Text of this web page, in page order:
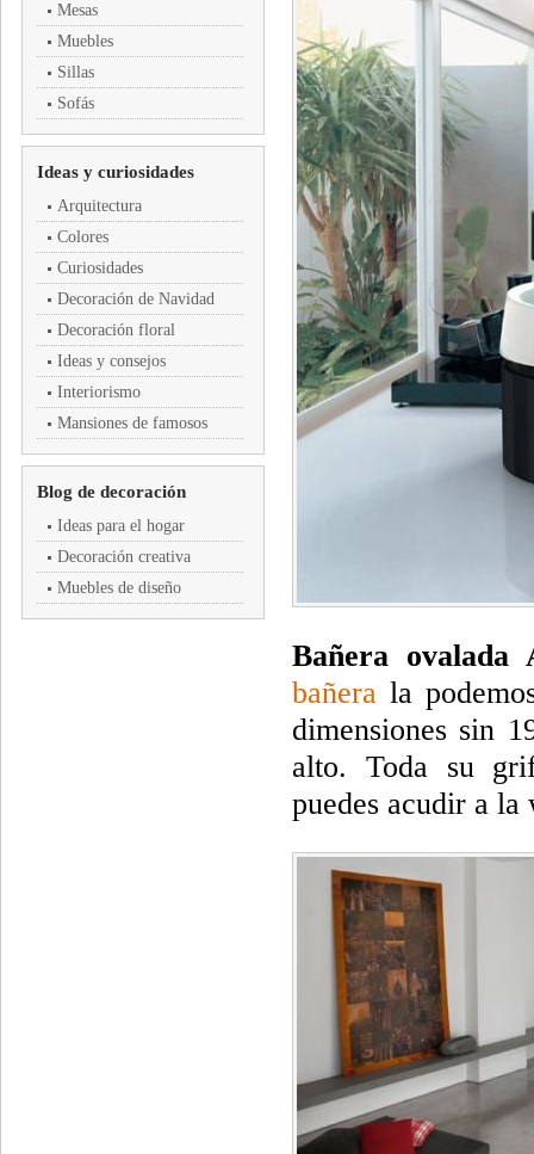
Mesas
Muebles
Sillas
Sofás
Ideas y curiosidades
Arquitectura
Colores
Curiosidades
Decoración de Navidad
Decoración floral
Ideas y consejos
Interiorismo
Mansiones de famosos
Blog de decoración
Ideas para el hogar
Decoración creativa
Muebles de diseño
Bañera ovalada
bañera la
dimensiones sin
alto. Toda su
puedes acudir a